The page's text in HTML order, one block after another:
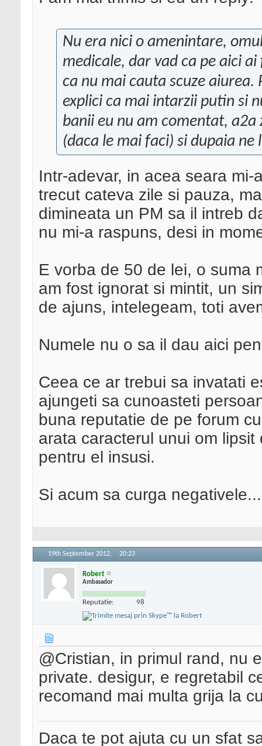
Nu era nici o amenintare,
medicale, dar vad ca pe aici
ca nu mai cauta scuze
explici ca mai intarzii putin si
banii eu nu am comentat,
(daca le mai faci) si dupaia ne
Intr-adevar, in acea seara mi-
trecut cateva zile si pauza,
dimineata un PM sa il intreb
nu mi-a raspuns, desi in
E vorba de 50 de lei, o suma
am fost ignorat si mintit, un
de ajuns, intelegeam, toti
Numele nu o sa il dau aici
Ceea ce ar trebui sa invatati
ajungeti sa cunoasteti
buna reputatie de pe forum
arata caracterul unui om
pentru el insusi.
Si acum sa curga negativele...
19th September 2012, 20:23
Robert
Ambasador
Reputatie: 98
@Cristian, in primul rand, nu
private. desigur, e regretabil
recomand mai multa grija la
Daca te pot ajuta cu un sfat